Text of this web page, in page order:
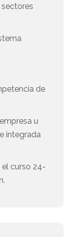
de
u
integrada
curso 24-